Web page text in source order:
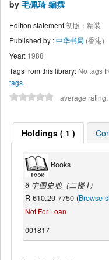
by 毛佩琦 编撰
Edition statement:初版：精装
Published by :中华书局 (香港)
Year: 1988
Tags from this library: No tags
tags.
average
Holdings ( 1 )
Books
6 中国史地（二楼 I）
R 610.29 7750 (Browse
Not For Loan
001817